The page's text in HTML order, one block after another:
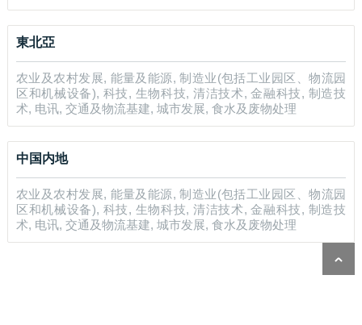
東北亞
农业及农村发展, 能量及能源, 制造业(包括工业园区、物流园
区和机械设备), 科技, 生物科技, 清洁技术, 金融科技, 制造技
术, 电讯, 交通及物流基建, 城市发展, 食水及废物处理
中国内地
农业及农村发展, 能量及能源, 制造业(包括工业园区、物流园
区和机械设备), 科技, 生物科技, 清洁技术, 金融科技, 制造技
术, 电讯, 交通及物流基建, 城市发展, 食水及废物处理